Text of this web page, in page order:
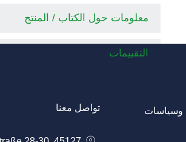
معلومات حول الكتاب / المنتج
التقييمات
وسياسات
تواصل معنا